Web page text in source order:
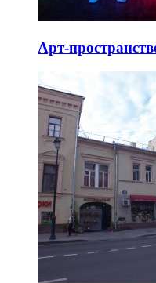
Арт-